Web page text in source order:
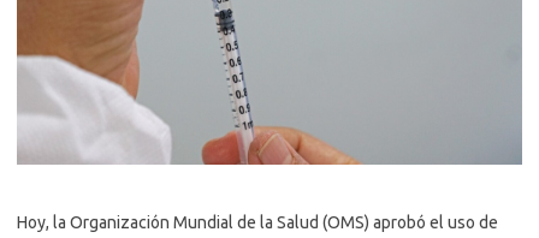
Hoy, la Organización Mundial de la Salud (OMS) aprobó el uso de